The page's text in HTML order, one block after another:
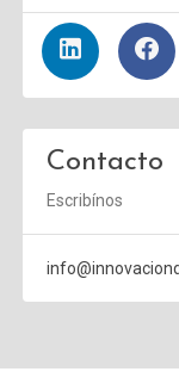
Contacto
Escribínos